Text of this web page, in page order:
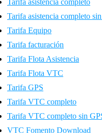
Tarifa asistencia completo
Tarifa asistencia completo
Tarifa Equipo
Tarifa facturación
Tarifa Flota Asistencia
Tarifa Flota VTC
Tarifa GPS
Tarifa VTC completo
Tarifa VTC completo sin
VTC Fomento Download